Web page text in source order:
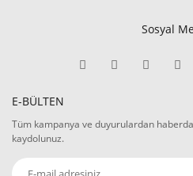
Sosyal
E-BÜLTEN
Tüm kampanya ve duyurulardan
kaydolunuz.